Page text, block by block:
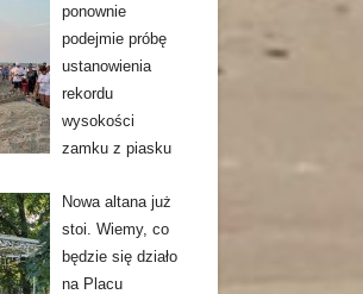
ponownie
podejmie próbę
ustanowienia
rekordu
wysokości
zamku z piasku
Nowa altana już
stoi. Wiemy, co
będzie się działo
na Placu